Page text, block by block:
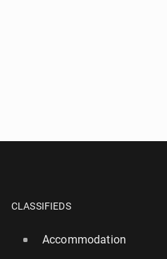
CLASSIFIEDS
Accommodation